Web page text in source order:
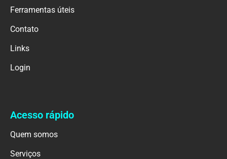
Ferramentas úteis
Contato
Links
Login
Acesso rápido
Quem somos
Serviços